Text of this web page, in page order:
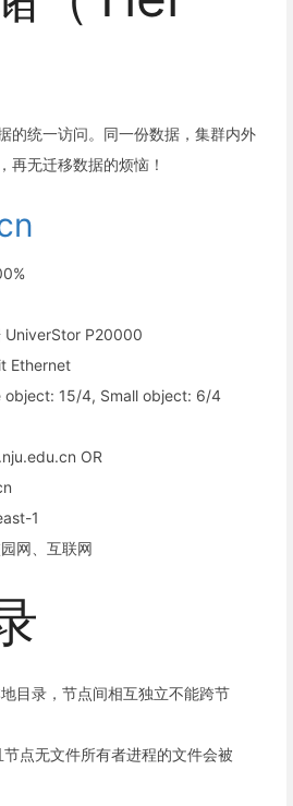
的统一访问。同一份数据，集群内外
再无迁移数据的烦恼！
UniverStor P20000
Ethernet
object: 15/4, Small object: 6/4
OR
1
网、互联网
目录，节点间相互独立不能跨节
点无文件所有者进程的文件会被